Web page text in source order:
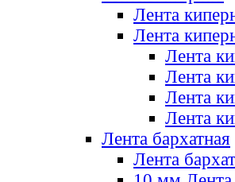
Лента
Лента
Лента
Лента
Лента
Лента
Лента бархатная
Лента